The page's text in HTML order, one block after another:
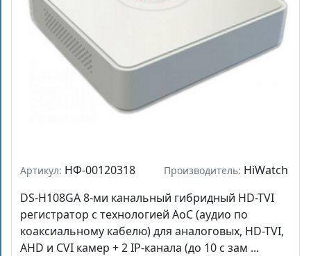
Артикул: НФ-00120318 Производитель: HiWatch
DS-H108GA 8-ми канальный гибридный HD-TVI
регистратор c технологией AoC (аудио по
коаксиальному кабелю) для аналоговых, HD-TVI,
AHD и CVI камер + 2 IP-канала (до 10 с зам ...